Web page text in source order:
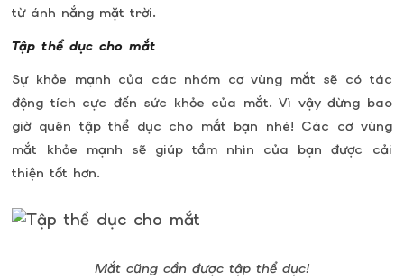
từ ánh nắng mặt trời.
Tập thể dục cho mắt
Sự khỏe mạnh của các nhóm cơ vùng mắt sẽ có tác
động tích cực đến sức khỏe của mắt. Vì vậy đừng bao
giờ quên tập thể dục cho mắt bạn nhé! Các cơ vùng
mắt khỏe mạnh sẽ giúp tầm nhìn của bạn được cải
thiện tốt hơn.
Mắt cũng cần được tập thể dục!